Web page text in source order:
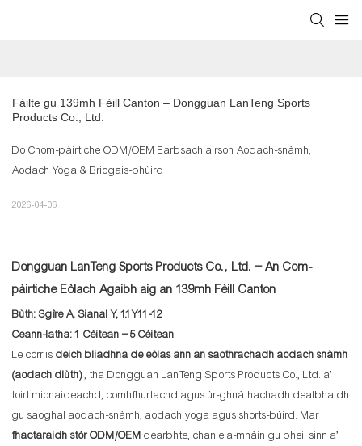
Fàilte gu 139mh Fèill Canton – Dongguan LanTeng Sports
Products Co., Ltd.
Do Chom-pàirtiche ODM/OEM Earbsach airson Aodach-snàmh,
Aodach Yoga & Briogais-bhùird
2026-04-06
Dongguan LanTeng Sports Products Co., Ltd. – An Com-
pàirtiche Eòlach Agaibh aig an 139mh Fèill Canton
Bùth: Sgìre A, Sianal Y, 1.1Y11-12
Ceann-latha: 1 Cèitean – 5 Cèitean
Le còrr is deich bliadhna de eòlas ann an saothrachadh aodach snàmh
(aodach dlùth), tha Dongguan LanTeng Sports Products Co., Ltd. a’
toirt mionaideachd, comhfhurtachd agus ùr-ghnàthachadh dealbhaidh
gu saoghal aodach-snàmh, aodach yoga agus shorts-bùird. Mar
fhactaraidh stòr ODM/OEM dearbhte, chan e a-mhàin gu bheil sinn a’